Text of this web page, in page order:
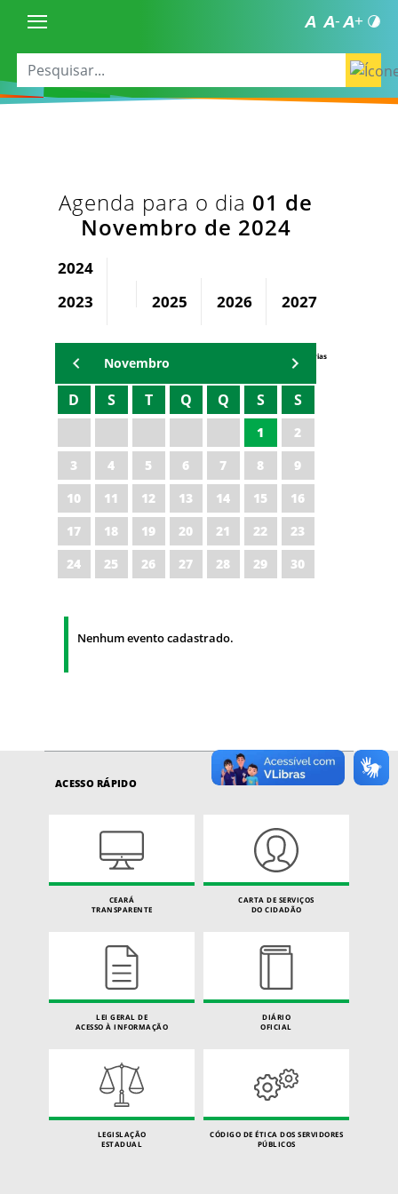
Agenda para o dia 01 de
Novembro de 2024
2024
2023
2025 2026 2027
Agenda Secretárias
Novembro
D S T Q Q S S
1
2
3
4 5 6 7 8
9
10
11 12 13 14 15
16
17
18 19 20 21 22
23
24
25 26 27 28 29 30
Nenhum evento cadastrado.
ACESSO RÁPIDO
CEARÁ
TRANSPARENTE
CARTA DE SERVIÇOS
DO CIDADÃO
LEI GERAL DE
ACESSO À INFORMAÇÃO
DIÁRIO
OFICIAL
LEGISLAÇÃO
ESTADUAL
CÓDIGO DE ÉTICA DOS SERVIDORES
PÚBLICOS